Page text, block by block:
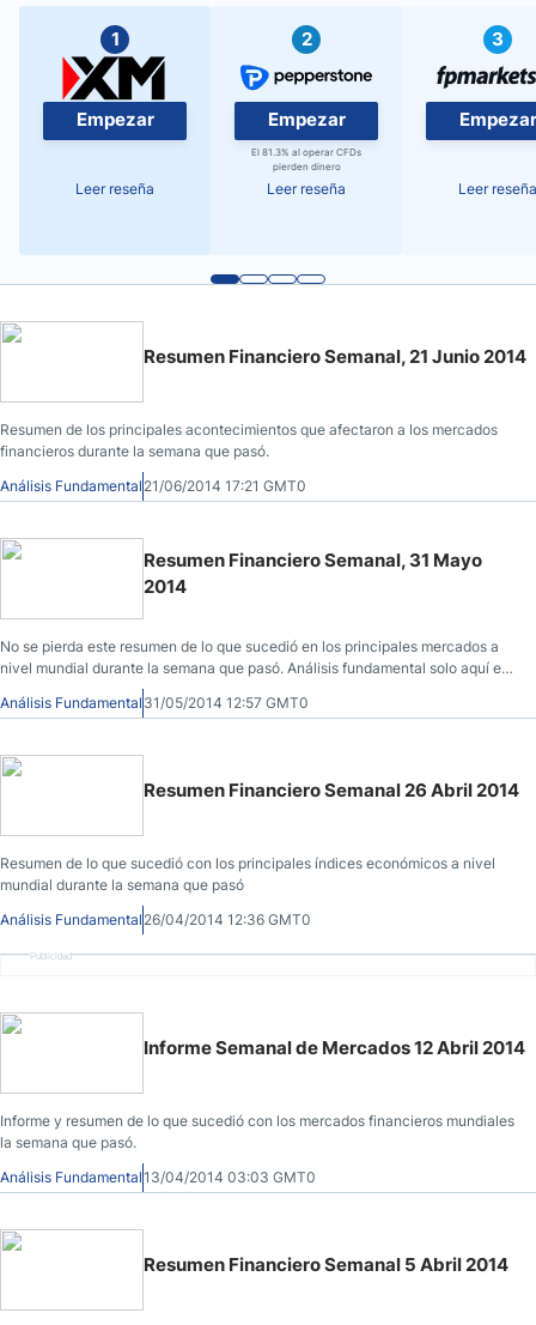
1
Empezar
Leer reseña
2
Empezar
El 81.3% al operar CFDs
pierden dinero
Leer reseña
3
Empezar
Leer reseña
Resumen Financiero Semanal, 21 Junio 2014
Resumen de los principales acontecimientos que afectaron a los mercados
financieros durante la semana que pasó.
Análisis Fundamental 21/06/2014 17:21 GMT0
Resumen Financiero Semanal, 31 Mayo
2014
No se pierda este resumen de lo que sucedió en los principales mercados a
nivel mundial durante la semana que pasó. Análisis fundamental solo aquí en
Análisis Fundamental 31/05/2014 12:57 GMT0
Resumen Financiero Semanal 26 Abril 2014
Resumen de lo que sucedió con los principales índices económicos a nivel
mundial durante la semana que pasó
Análisis Fundamental 26/04/2014 12:36 GMT0
Publicidad
Informe Semanal de Mercados 12 Abril 2014
Informe y resumen de lo que sucedió con los mercados financieros mundiales
la semana que pasó.
Análisis Fundamental13/04/2014 03:03 GMT0
Resumen Financiero Semanal 5 Abril 2014